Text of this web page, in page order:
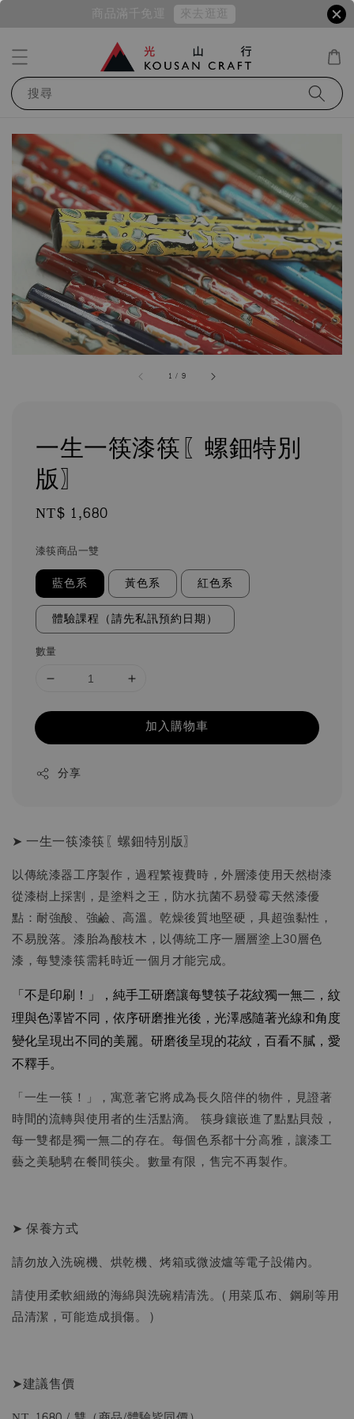
商品滿千免運 來去逛逛
搜尋
1 / 9
一生一筷漆筷〖螺鈿特別
版〗
Regular
NT$ 1,680
漆筷商品一雙
藍色系 黃色系
紅色系
體驗課程（請先私訊預約日期）
數量
加入購物車
分享
➤ 一生一筷漆筷〖螺鈿特別版〗
以傳統漆器工序製作，過程繁複費時，外層漆使用天然樹漆
從漆樹上採割，是塗料之王，防水抗菌不易發霉天然漆優
點：耐強酸、強鹼、高溫。乾燥後質地堅硬，具超強黏性，
不易脫落。漆胎為酸枝木，以傳統工序一層層塗上30層色
漆，每雙漆筷需耗時近一個月才能完成。
「不是印刷！」，純手工研磨讓每雙筷子花紋獨一無二，紋
理與色澤皆不同，依序研磨推光後，光澤感隨著光線和角度
變化呈現出不同的美麗。 研磨後呈現的花紋，百看不膩，愛
不釋手。
「一生一筷！」，寓意著它將成為長久陪伴的物件，見證著
時間的流轉與使用者的生活點滴。 筷身鑲嵌進了點點貝殼，
每一雙都是獨一無二的存在。每個色系都十分高雅，讓漆工
藝之美馳騁在餐間筷尖。數量有限，售完不再製作。
➤ 保養方式
請勿放入洗碗機、烘乾機、烤箱或微波爐等電子設備內。
請使用柔軟細緻的海綿與洗碗精清洗。(用菜瓜布、鋼刷等用
品清潔，可能造成損傷。)
➤建議售價